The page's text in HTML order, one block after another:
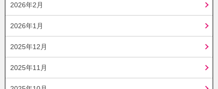
2026年2月
2026年1月
2025年12月
2025年11月